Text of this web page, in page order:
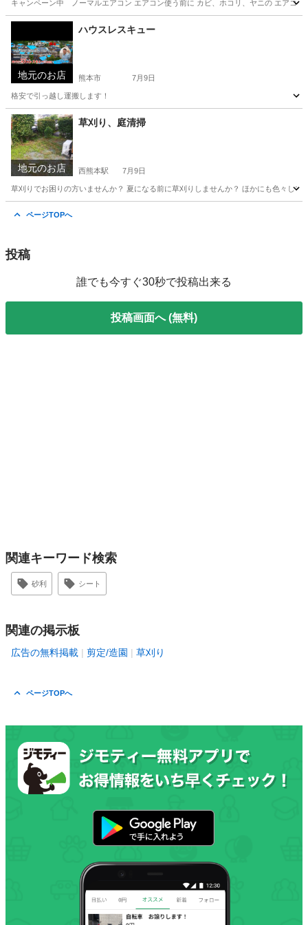
キャンペーン中 ノーマルエアコン エアコン使う前に カビ、ホコリ、ヤニの エアコ
熊本 熊本市 その他
地元のお店
ハウスレスキュー
熊本市 7月9日
格安で引っ越し運搬します！
熊本 熊本市 引っ越し 格安
地元のお店
草刈り、庭清掃
西熊本駅 7月9日
草刈りでお困りの方いませんか？ 夏になる前に草刈りしませんか？ ほかにも色々し
ページTOPへ
投稿
誰でも今すぐ30秒で投稿出来る
投稿画面へ (無料)
関連キーワード検索
砂利 シート
関連の掲示板
広告の無料掲載 剪定/造園 草刈り
ページTOPへ